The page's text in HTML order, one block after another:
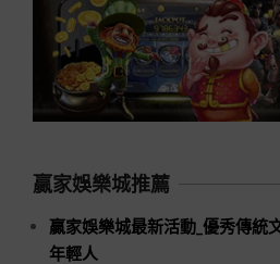
贏家娛樂城推薦
贏家娛樂城最新活動_優秀傳統
年輕人